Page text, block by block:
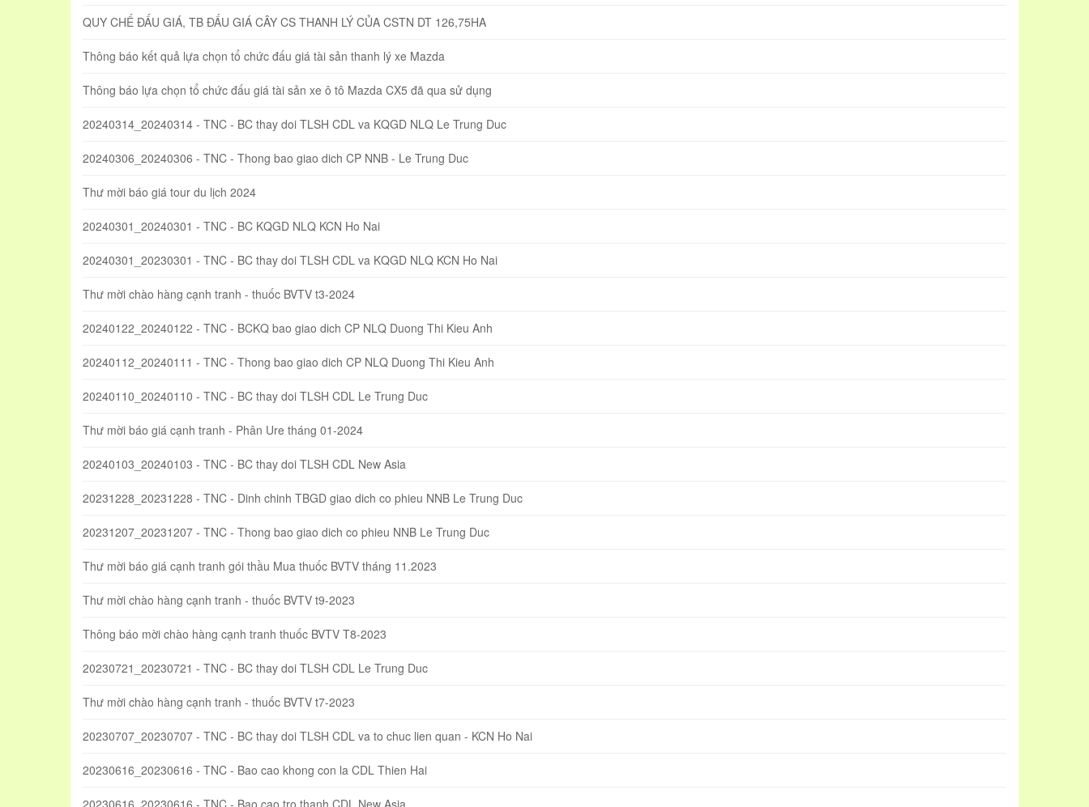
QUY CHẾ ĐẤU GIÁ, TB ĐẤU GIÁ CÂY CS THANH LÝ CỦA CSTN DT 126,75HA
Thông báo kết quả lựa chọn tổ chức đấu giá tài sản thanh lý xe Mazda
Thông báo lựa chọn tổ chức đấu giá tài sản xe ô tô Mazda CX5 đã qua sử dụng
20240314_20240314 - TNC - BC thay doi TLSH CDL va KQGD NLQ Le Trung Duc
20240306_20240306 - TNC - Thong bao giao dich CP NNB - Le Trung Duc
Thư mời báo giá tour du lịch 2024
20240301_20240301 - TNC - BC KQGD NLQ KCN Ho Nai
20240301_20230301 - TNC - BC thay doi TLSH CDL va KQGD NLQ KCN Ho Nai
Thư mời chào hàng cạnh tranh - thuốc BVTV t3-2024
20240122_20240122 - TNC - BCKQ bao giao dich CP NLQ Duong Thi Kieu Anh
20240112_20240111 - TNC - Thong bao giao dich CP NLQ Duong Thi Kieu Anh
20240110_20240110 - TNC - BC thay doi TLSH CDL Le Trung Duc
Thư mời báo giá cạnh tranh - Phân Ure tháng 01-2024
20240103_20240103 - TNC - BC thay doi TLSH CDL New Asia
20231228_20231228 - TNC - Dinh chinh TBGD giao dich co phieu NNB Le Trung Duc
20231207_20231207 - TNC - Thong bao giao dich co phieu NNB Le Trung Duc
Thư mời báo giá cạnh tranh gói thầu Mua thuốc BVTV tháng 11.2023
Thư mời chào hàng cạnh tranh - thuốc BVTV t9-2023
Thông báo mời chào hàng cạnh tranh thuốc BVTV T8-2023
20230721_20230721 - TNC - BC thay doi TLSH CDL Le Trung Duc
Thư mời chào hàng cạnh tranh - thuốc BVTV t7-2023
20230707_20230707 - TNC - BC thay doi TLSH CDL va to chuc lien quan - KCN Ho Nai
20230616_20230616 - TNC - Bao cao khong con la CDL Thien Hai